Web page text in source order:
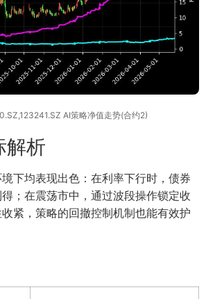
AI策略净值走势(合约2)
解析
下均表现出色：在利率下行时，债券
；在震荡市中，通过波段操作锁定收
紧，策略的回撤控制机制也能有效护